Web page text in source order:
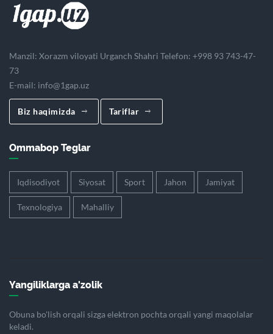
Manzil: Xorazm viloyati Urganch Shahri Telefon: +998 93 743-47-
73
E-mail: info@1gap.uz
Biz haqimizda Tariflar
Ommabop Teglar
Iqdisodiyot Siyosat Sport Jahon Jamiyat
Texnologiya Mahalliy
Yangiliklarga a'zolik
Obuna bo'lish orqali sizga elektron pochta orqali yangi maqolalar
keladi.